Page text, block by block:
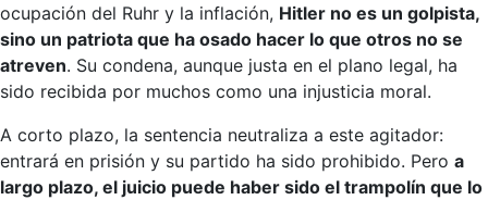
ocupación del Ruhr y la inflación, Hitler no es un golpista,
sino un patriota que ha osado hacer lo que otros no se
atreven. Su condena, aunque justa en el plano legal, ha
sido recibida por muchos como una injusticia moral.
A corto plazo, la sentencia neutraliza a este agitador:
entrará en prisión y su partido ha sido prohibido. Pero a
largo plazo, el juicio puede haber sido el trampolín que lo